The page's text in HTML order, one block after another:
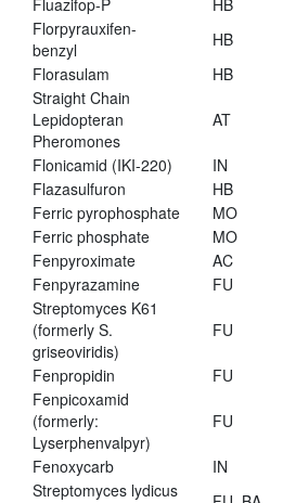
Fluazifop-P
HB
Florpyrauxifen-
benzyl
HB
Florasulam
HB
Straight Chain
Lepidopteran
Pheromones
AT
Flonicamid (IKI-220) IN
Flazasulfuron
HB
Ferric pyrophosphate
MO
Ferric phosphate
MO
Fenpyroximate
AC
Fenpyrazamine
FU
Streptomyces K61
(formerly S.
griseoviridis)
FU
Fenpropidin FU
Fenpicoxamid
(formerly:
Lyserphenvalpyr)
FU
Fenoxycarb IN
Streptomyces lydicus